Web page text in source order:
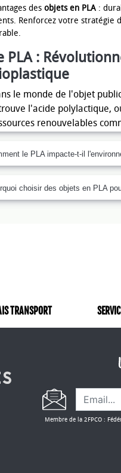
des objets en PLA:
Renforcez votre stratégie
PLA :
le monde de l'objet
l'acide polylactique,
renouvelables
option plus respectueuse
objets publicitaires en
aux
ce qui permet
de vie, le PLA reste une
l'Objet
dans le monde de
écologiques
acide polylactique, est un
le PLA impacte-t-il
choisir des objets en PLA
TRANSPORT
Membre de la 2FPCO :